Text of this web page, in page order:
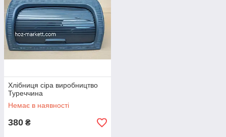
Вибирайте відповідний до інтер'єру колір – і нехай булочки,
печиво, хліб та інші вироби з тіста радують вас своїм смаком і
ароматом.
Хлібниця сіра виробництво
Туреччина
Немає в наявності
380 ₴